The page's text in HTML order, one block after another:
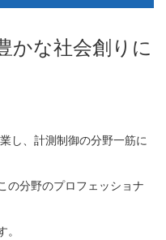
かな社会創りに
し、計測制御の分野一筋に
の分野のプロフェッショナ